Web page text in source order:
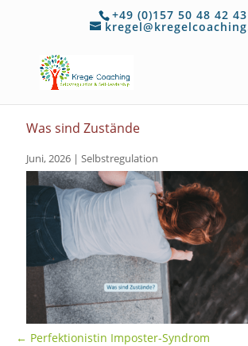
+49 (0)157 50 48 42 43
Was sind Zustände
Juni, 2026 | Selbstregulation
← Perfektionistin Imposter-Syndrom